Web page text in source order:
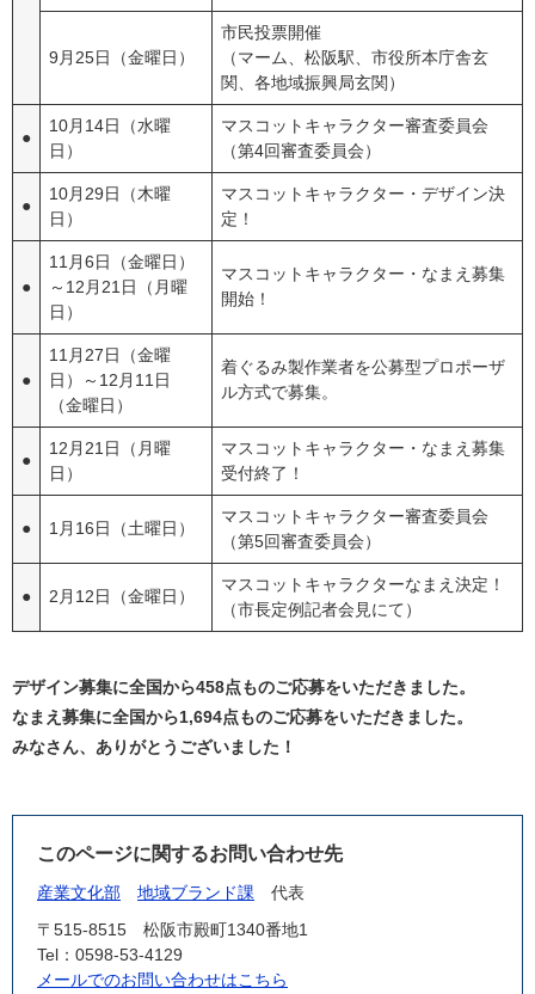
9月25日（金曜日）
市民投票開催
（マーム、松阪駅、市役所本庁舎玄
関、各地域振興局玄関）
●
10月14日（水曜
日）
マスコットキャラクター審査委員会
（第4回審査委員会）
●
10月29日（木曜
日）
マスコットキャラクター・デザイン決
定！
●
11月6日（金曜日）
～12月21日（月曜
日）
マスコットキャラクター・なまえ募集
開始！
●
11月27日（金曜
日）～12月11日
（金曜日）
着ぐるみ製作業者を公募型プロポーザ
ル方式で募集。
●
12月21日（月曜
日）
マスコットキャラクター・なまえ募集
受付終了！
● 1月16日（土曜日）
マスコットキャラクター審査委員会
（第5回審査委員会）
● 2月12日（金曜日）
マスコットキャラクターなまえ決定！
（市長定例記者会見にて）
デザイン募集に全国から458点ものご応募をいただきました。
なまえ募集に全国から1,694点ものご応募をいただきました。
みなさん、ありがとうございました！
このページに関するお問い合わせ先
産業文化部 地域ブランド課
代表
〒515-8515
松阪市殿町1340番地1
Tel：0598-53-4129
メールでのお問い合わせはこちら